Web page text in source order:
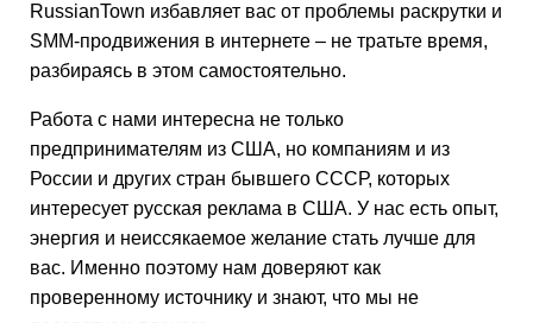
RussianTown избавляет вас от проблемы раскрутки и
SMM-продвижения в интернете – не тратьте время,
разбираясь в этом самостоятельно.
Работа с нами интересна не только
предпринимателям из США, но компаниям и из
России и других стран бывшего СССР, которых
интересует русская реклама в США. У нас есть опыт,
энергия и неиссякаемое желание стать лучше для
вас. Именно поэтому нам доверяют как
проверенному источнику и знают, что мы не